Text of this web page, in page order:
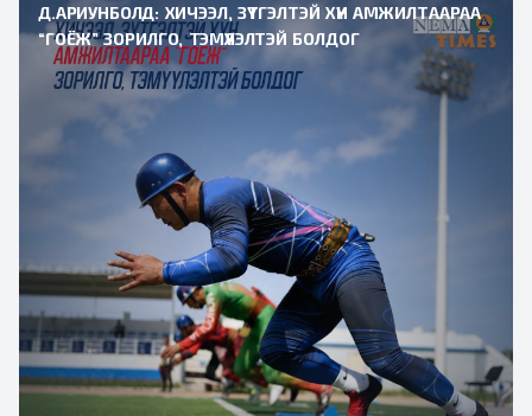
Д.АРИУНБОЛД: ХИЧЭЭЛ, ЗҮТГЭЛТЭЙ ХҮН АМЖИЛТААРАА
“ГОЁЖ” ЗОРИЛГО, ТЭМҮҮЛЭЛТЭЙ БОЛДОГ